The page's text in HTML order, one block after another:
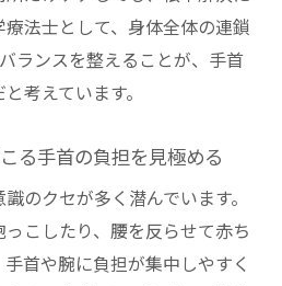
法士として、身体全体の連鎖
ランスを整えることが、手首
考えています。
る手首の負担を見極める
のクセが多く潜んでいます。
こしたり、腰を反らせて赤ち
首や腕に負担が集中しやすく